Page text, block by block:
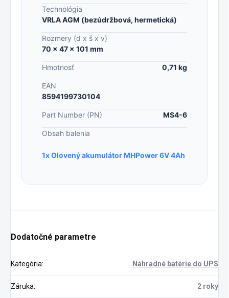
Technológia
VRLA AGM (bezúdržbová, hermetická)
Rozmery (d x š x v)
70 × 47 × 101 mm
Hmotnosť 0,71 kg
EAN
8594199730104
Part Number (PN) MS4-6
Obsah balenia
1x Olovený akumulátor MHPower 6V 4Ah
Dodatočné parametre
Kategória: Náhradné batérie do UPS
Záruka: 2 roky